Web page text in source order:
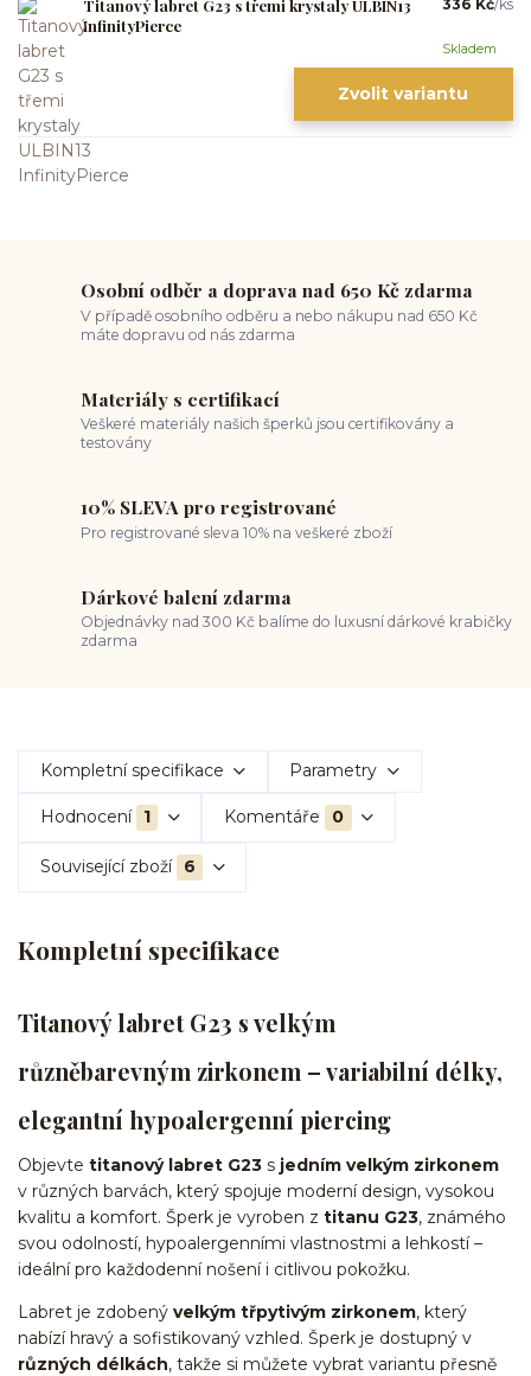
Titanový labret G23 s třemi krystaly ULBIN13
InfinityPierce
336 Kč/ks
Skladem
Zvolit variantu
Osobní odběr a doprava nad 650 Kč zdarma
V případě osobního odběru a nebo nákupu nad 650 Kč
máte dopravu od nás zdarma
Materiály s certifikací
Veškeré materiály našich šperků jsou certifikovány a
testovány
10% SLEVA pro registrované
Pro registrované sleva 10% na veškeré zboží
Dárkové balení zdarma
Objednávky nad 300 Kč balíme do luxusní dárkové krabičky
zdarma
Kompletní specifikace Parametry
Hodnocení 1 Komentáře 0
Související zboží 6
Kompletní specifikace
Titanový labret G23 s velkým
různěbarevným zirkonem – variabilní délky,
elegantní hypoalergenní piercing
Objevte titanový labret G23 s jedním velkým zirkonem
v různých barvách, který spojuje moderní design, vysokou
kvalitu a komfort. Šperk je vyroben z titanu G23, známého
svou odolností, hypoalergenními vlastnostmi a lehkostí –
ideální pro každodenní nošení i citlivou pokožku.
Labret je zdobený velkým třpytivým zirkonem, který
nabízí hravý a sofistikovaný vzhled. Šperk je dostupný v
různých délkách, takže si můžete vybrat variantu přesně